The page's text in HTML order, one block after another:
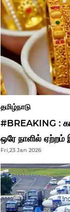
தமிழ்நாடு
#BREAKING :
ஒரே நாளில்
Fri,23 Jan 2026